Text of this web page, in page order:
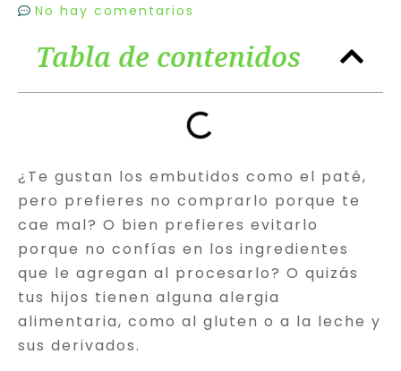
No hay comentarios
Tabla de contenidos
¿Te gustan los embutidos como el paté,
pero prefieres no comprarlo porque te
cae mal? O bien prefieres evitarlo
porque no confías en los ingredientes
que le agregan al procesarlo? O quizás
tus hijos tienen alguna alergia
alimentaria, como al gluten o a la leche y
sus derivados.